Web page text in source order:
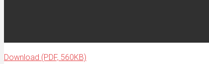
Download (PDF, 560KB)